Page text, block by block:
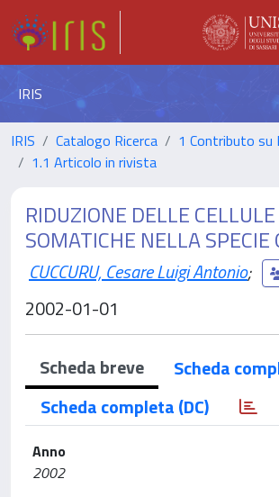
IRIS
IRIS Catalogo Ricerca
1 Contributo su
1.1 Articolo in rivista
RIDUZIONE DELLE CELLULE
SOMATICHE NELLA SPECIE
CUCCURU, Cesare Luigi Antonio;
2002-01-01
Scheda breve
Scheda
Scheda completa (DC)
Anno
2002